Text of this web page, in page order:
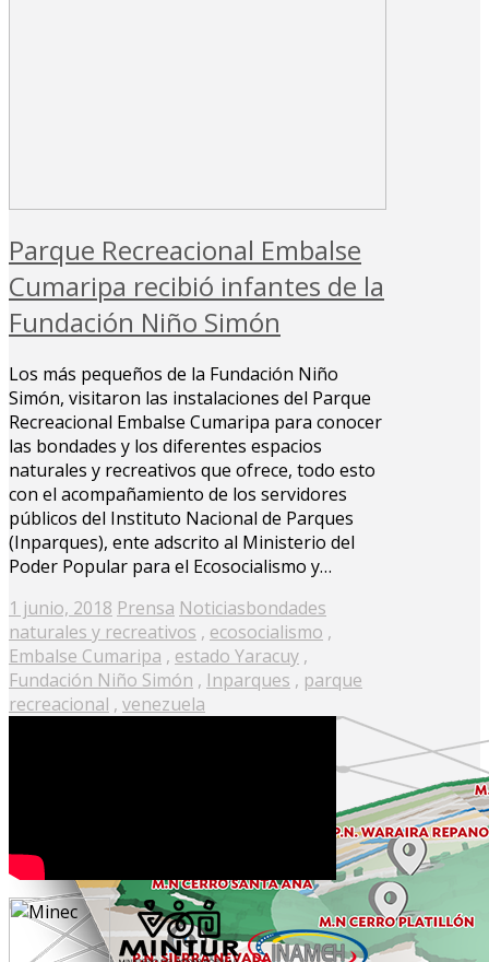
Parque Recreacional Embalse
Cumaripa recibió infantes de la
Fundación Niño Simón
Los más pequeños de la Fundación Niño
Simón, visitaron las instalaciones del Parque
Recreacional Embalse Cumaripa para conocer
las bondades y los diferentes espacios
naturales y recreativos que ofrece, todo esto
con el acompañamiento de los servidores
públicos del Instituto Nacional de Parques
(Inparques), ente adscrito al Ministerio del
Poder Popular para el Ecosocialismo y…
Posted
on
1 junio, 2018 Prensa Noticiasbondades
naturales y recreativos , ecosocialismo ,
Embalse Cumaripa , estado Yaracuy ,
Fundación Niño Simón , Inparques , parque
recreacional , venezuela